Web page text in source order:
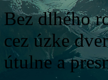
Bez dlhého
cez úzke
útulne a